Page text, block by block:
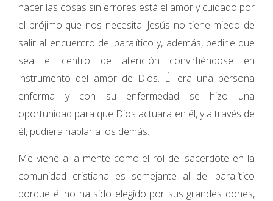
hacer las cosas sin errores está el amor y cuidado por
el prójimo que nos necesita. Jesús no tiene miedo de
salir al encuentro del paralítico y, además, pedirle que
sea el centro de atención convirtiéndose en
instrumento del amor de Dios. Él era una persona
enferma y con su enfermedad se hizo una
oportunidad para que Dios actuara en él, y a través de
él, pudiera hablar a los demás.
Me viene a la mente como el rol del sacerdote en la
comunidad cristiana es semejante al del paralítico
porque él no ha sido elegido por sus grandes dones,